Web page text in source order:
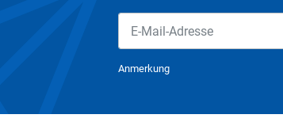
Anmerkung